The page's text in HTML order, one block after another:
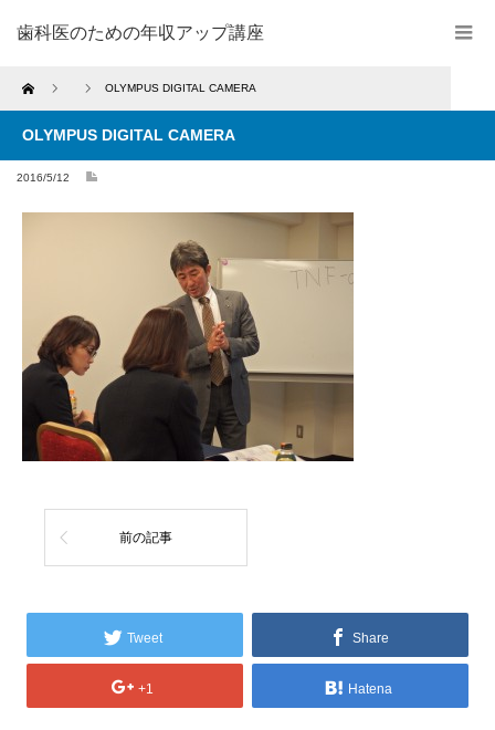
歯科医のための年収アップ講座
Home OLYMPUS DIGITAL CAMERA
OLYMPUS DIGITAL CAMERA
2016/5/12
前の記事
Tweet Share
+1 Hatena